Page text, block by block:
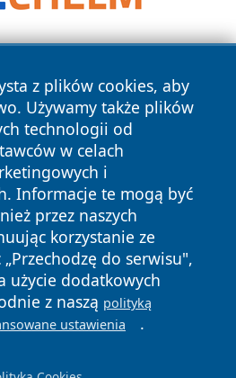
z plików cookies, aby
Używamy także plików
technologii od
w celach
i
Informacje te mogą być
przez naszych
korzystanie ze
do serwisu",
użycie dodatkowych
z naszą polityką
ustawienia .
Wszystkie prawa
Polityka
Cookies